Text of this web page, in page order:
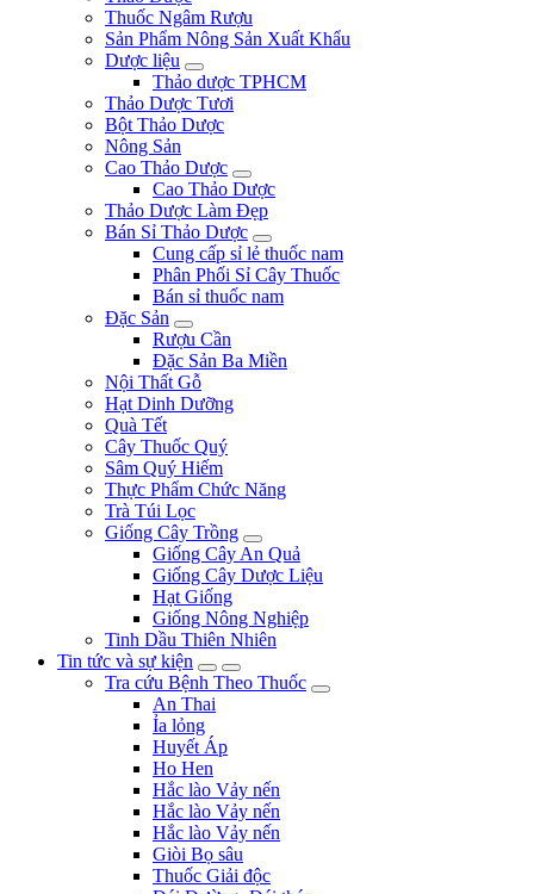
Thuốc Ngâm Rượu
Sản Phẩm Nông Sản Xuất Khẩu
Dược liệu
Thảo dược TPHCM
Thảo Dược Tươi
Bột Thảo Dược
Nông Sản
Cao Thảo Dược
Cao Thảo Dược
Thảo Dược Làm Đẹp
Bán Sỉ Thảo Dược
Cung cấp sỉ lẻ thuốc nam
Phân Phối Sỉ Cây Thuốc
Bán sỉ thuốc nam
Đặc Sản
Rượu Cần
Đặc Sản Ba Miền
Nội Thất Gỗ
Hạt Dinh Dưỡng
Quà Tết
Cây Thuốc Quý
Sâm Quý Hiếm
Thực Phẩm Chức Năng
Trà Túi Lọc
Giống Cây Trồng
Giống Cây An Quả
Giống Cây Dược Liệu
Hạt Giống
Giống Nông Nghiệp
Tinh Dầu Thiên Nhiên
Tin tức và sự kiện
Tra cứu Bệnh Theo Thuốc
An Thai
Ỉa lỏng
Huyết Áp
Ho Hen
Hắc lào Vảy nến
Hắc lào Vảy nến
Hắc lào Vảy nến
Giòi Bọ sâu
Thuốc Giải độc